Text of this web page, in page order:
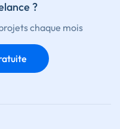
?
chaque mois